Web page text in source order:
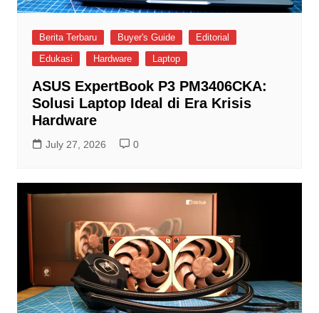
Berita Terbaru Buyer's Guide
Editorial
Edukasi
Hardware Laptop
ASUS ExpertBook P3 PM3406CKA:
Solusi Laptop Ideal di Era Krisis
Hardware
July 27, 2026 0